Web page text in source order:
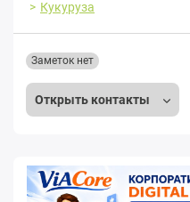
Кукуруза
Открыть контакты
Заметок нет